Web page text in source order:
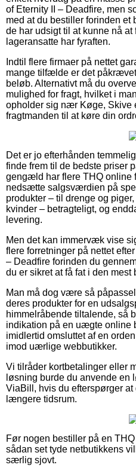
of Eternity II – Deadfire, men
med at du bestiller forinden
de har udsigt til at kunne nå
lageransatte har fyraften.
Indtil flere firmaer på nettet
mange tilfælde er det
beløb. Alternativt må du
mulighed for fragt, hvilket i
opholder sig nær Køge, Skive
fragtmanden til at køre din
Det er jo efterhånden
finde frem til de bedste priser
gengæld har flere THQ online
nedsætte salgsværdien på
produkter – til drenge og
kvinder – betragteligt, og
levering.
Men det kan immervæk vise
flere forretninger på nettet
– Deadfire forinden du
du er sikret at få fat i den mest
Man må dog være så
deres produkter for en
himmelråbende tiltalende, så
indikation på en uægte online
imidlertid omsluttet af en
imod uærlige webbutikker.
Vi tilråder kortbetalinger eller
løsning burde du anvende en
ViaBill, hvis du efterspørger
længere tidsrum.
Før nogen bestiller på en
sådan set tyde netbutikkens
særlig sjovt.